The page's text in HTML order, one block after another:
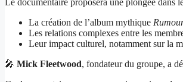
La création de l’album mythique
Les relations complexes entre les
Leur impact culturel, notamment sur la
🎤 Mick Fleetwood, fondateur du groupe, a